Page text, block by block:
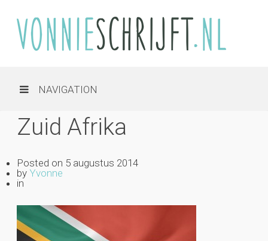
NAVIGATION
Zuid Afrika
Posted on 5 augustus 2014
by Yvonne
in